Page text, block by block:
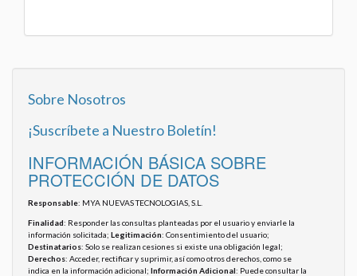
Sobre Nosotros
¡Suscríbete a Nuestro Boletín!
INFORMACIÓN BÁSICA SOBRE
PROTECCIÓN DE DATOS
Responsable: MYA NUEVAS TECNOLOGIAS, S.L.
Finalidad: Responder las consultas planteadas por el usuario y enviarle la
información solicitada; Legitimación: Consentimiento del usuario;
Destinatarios: Solo se realizan cesiones si existe una obligación legal;
Derechos: Acceder, rectificar y suprimir, así como otros derechos, como se
indica en la información adicional; Información Adicional: Puede consultar la